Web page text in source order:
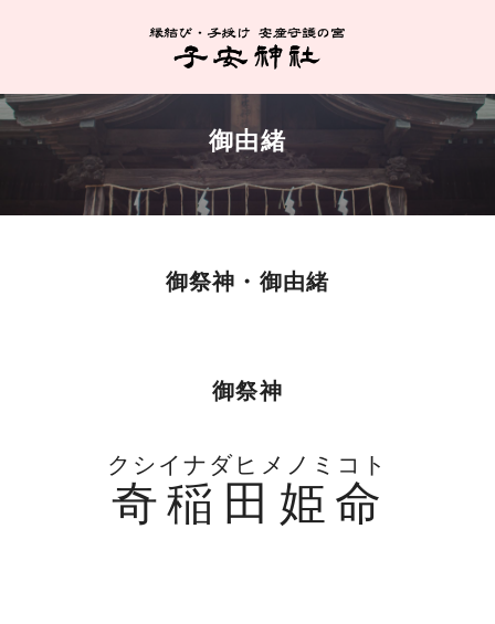
御由緒
御祭神・御由緒
御祭神
奇稲田姫命
クシイナダヒメノミコト